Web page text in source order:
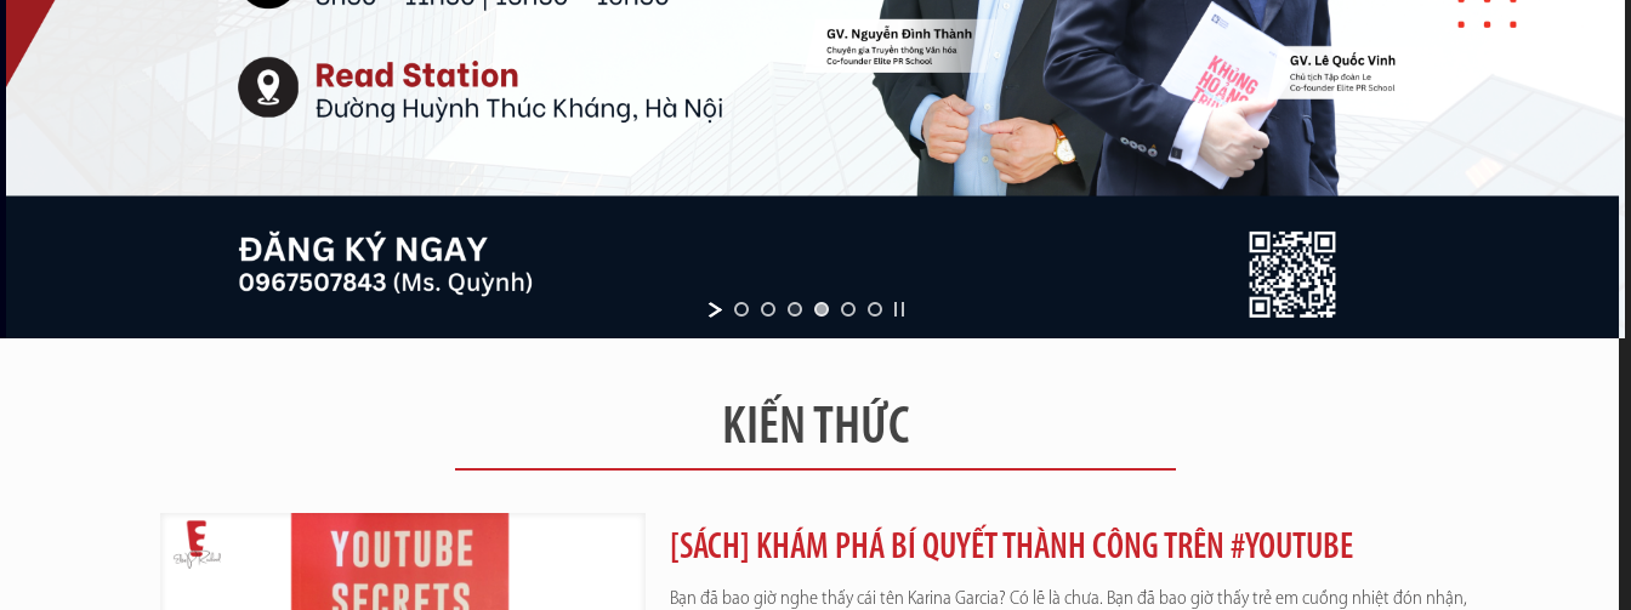
KIẾN THỨC
[SÁCH] KHÁM PHÁ BÍ QUYẾT THÀNH CÔNG TRÊN #YOUTUBE
Bạn đã bao giờ nghe thấy cái tên Karina Garcia? Có lẽ là chưa. Bạn đã bao giờ thấy trẻ em cuồng nhiệt đón nhận,